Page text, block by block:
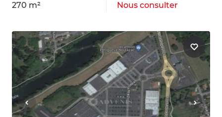
270 m² Nous consulter